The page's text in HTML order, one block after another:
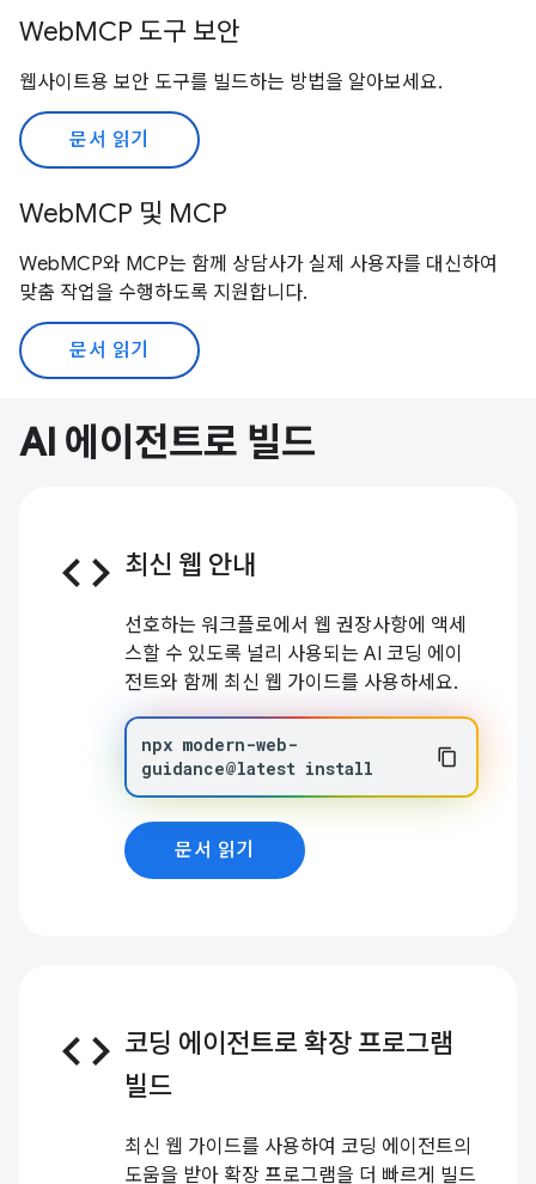
WebMCP 도구 보안
웹사이트용 보안 도구를 빌드하는 방법을 알아보세요.
문서 읽기
WebMCP 및 MCP
WebMCP와 MCP는 함께 상담사가 실제 사용자를 대신하여
맞춤 작업을 수행하도록 지원합니다.
문서 읽기
AI 에이전트로 빌드
code 최신 웹 안내
선호하는 워크플로에서 웹 권장사항에 액세
스할 수 있도록 널리 사용되는 AI 코딩 에이
전트와 함께 최신 웹 가이드를 사용하세요.
npx modern-web-
guidance@latest install
문서 읽기
code 코딩 에이전트로 확장 프로그램
빌드
최신 웹 가이드를 사용하여 코딩 에이전트의
도움을 받아 확장 프로그램을 더 빠르게 빌드